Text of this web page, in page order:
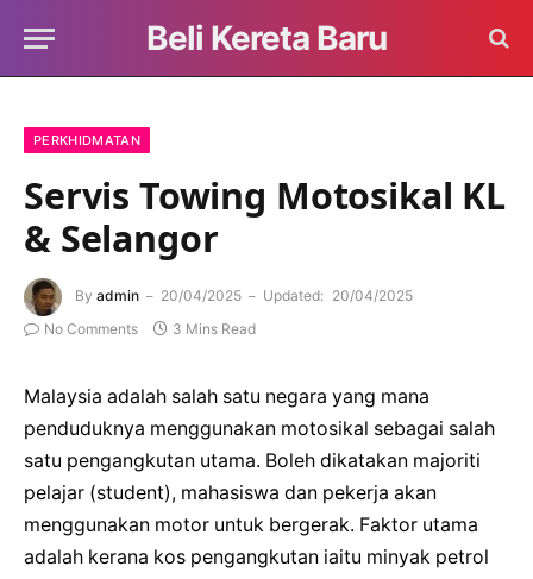
Beli Kereta Baru
PERKHIDMATAN
Servis Towing Motosikal KL
& Selangor
By admin 20/04/2025 Updated: 20/04/2025
No Comments
3 Mins Read
Malaysia adalah salah satu negara yang mana
penduduknya menggunakan motosikal sebagai salah
satu pengangkutan utama. Boleh dikatakan majoriti
pelajar (student), mahasiswa dan pekerja akan
menggunakan motor untuk bergerak. Faktor utama
adalah kerana kos pengangkutan iaitu minyak petrol